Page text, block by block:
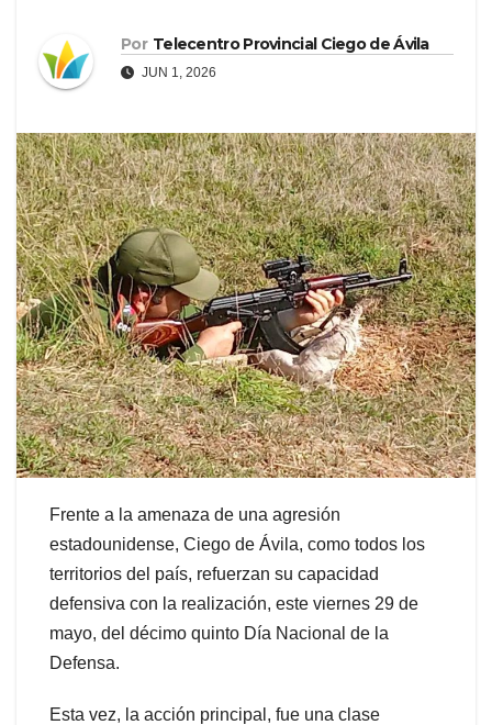
Por Telecentro Provincial Ciego de Ávila
JUN 1, 2026
Frente a la amenaza de una agresión
estadounidense, Ciego de Ávila, como todos los
territorios del país, refuerzan su capacidad
defensiva con la realización, este viernes 29 de
mayo, del décimo quinto Día Nacional de la
Defensa.
Esta vez, la acción principal, fue una clase